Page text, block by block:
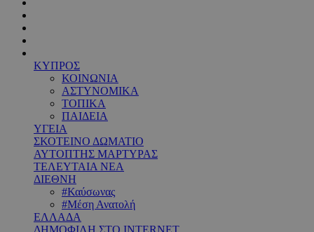
ΚΥΠΡΟΣ
ΚΟΙΝΩΝΙΑ
ΑΣΤΥΝΟΜΙΚΑ
ΤΟΠΙΚΑ
ΠΑΙΔΕΙΑ
ΥΓΕΙΑ
ΣΚΟΤΕΙΝΟ ΔΩΜΑΤΙΟ
ΑΥΤΟΠΤΗΣ ΜΑΡΤΥΡΑΣ
ΤΕΛΕΥΤΑΙΑ ΝΕΑ
ΔΙΕΘΝΗ
#Καύσωνας
#Μέση Ανατολή
ΕΛΛΑΔΑ